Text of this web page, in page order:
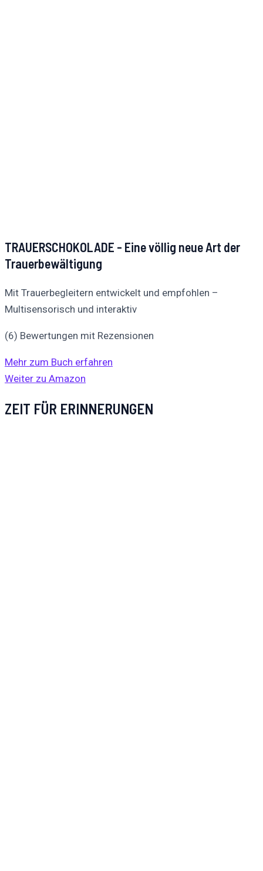
TRAUERSCHOKOLADE - Eine völlig neue Art der
Trauerbewältigung
Mit Trauerbegleitern entwickelt und empfohlen –
Multisensorisch und interaktiv
(6) Bewertungen mit Rezensionen
Mehr zum Buch erfahren
Weiter zu Amazon
ZEIT FÜR ERINNERUNGEN